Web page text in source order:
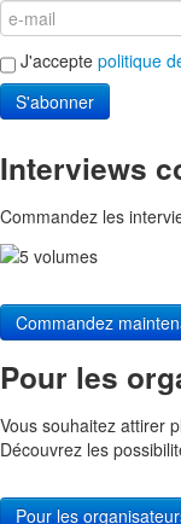
J'accepte politique
S'abonner
Interviews
Commandez les
Commandez
Pour les
Vous souhaitez attirer
Découvrez les
Pour les